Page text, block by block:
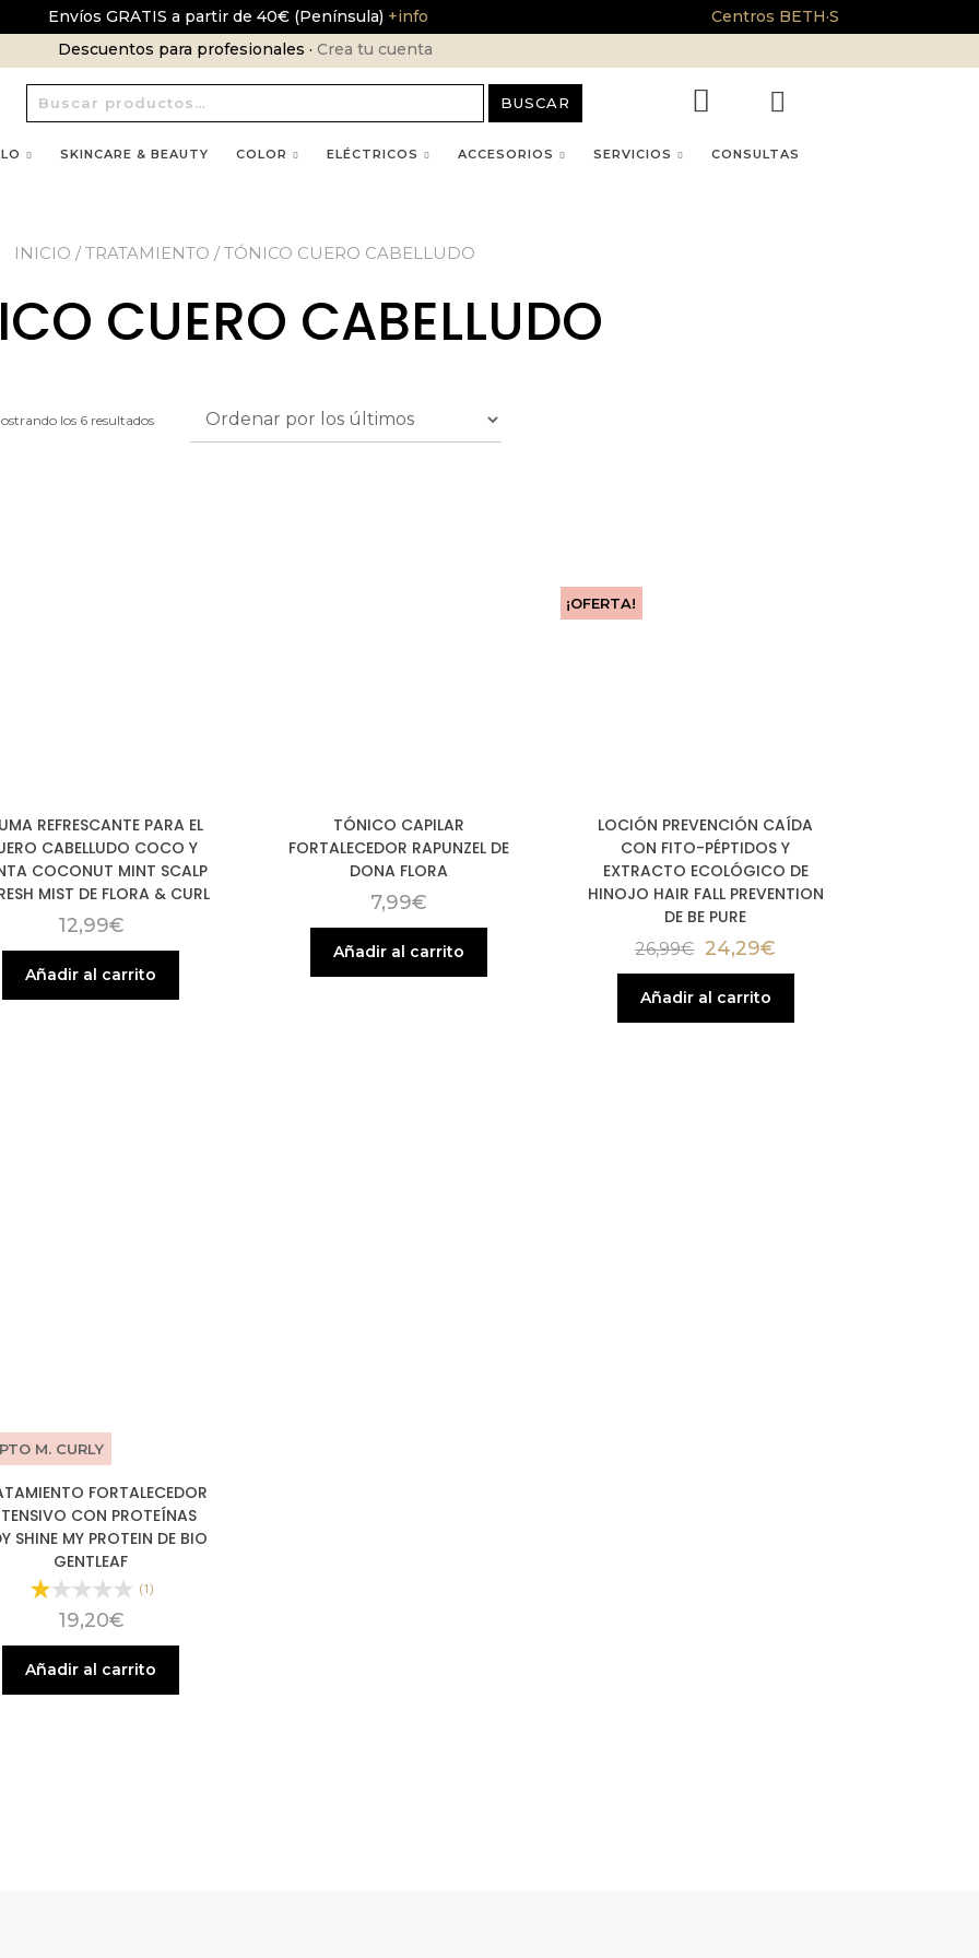
Envíos GRATIS a partir de 40€ (Península) +info
Centros BETH·S
Descuentos para profesionales · Crea tu cuenta
Buscar
por:
BUSCAR
SKINCARE & BEAUTY COLOR ELÉCTRICOS ACCESORIOS SERVICIOS CONSULTAS
INICIO /TRATAMIENTO / TÓNICO CUERO CABELLUDO
CUERO CABELLUDO
los 6 resultados
REFRESCANTE PARA EL
CABELLUDO COCO Y
COCONUT MINT SCALP
MIST DE FLORA & CURL
12,99€
Añadir al carrito
TÓNICO CAPILAR
FORTALECEDOR RAPUNZEL DE
DONA FLORA
7,99€
Añadir al carrito
¡OFERTA!
LOCIÓN PREVENCIÓN CAÍDA
CON FITO-PÉPTIDOS Y
EXTRACTO ECOLÓGICO DE
HINOJO HAIR FALL PREVENTION
DE BE PURE
26,99€ 24,29€
Añadir al carrito
M. CURLY
FORTALECEDOR
CON PROTEÍNAS
SHINE MY PROTEIN DE BIO
GENTLEAF
(1)
19,20€
Añadir al carrito